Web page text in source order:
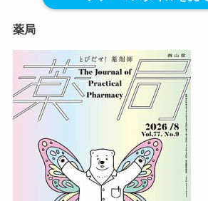
薬局